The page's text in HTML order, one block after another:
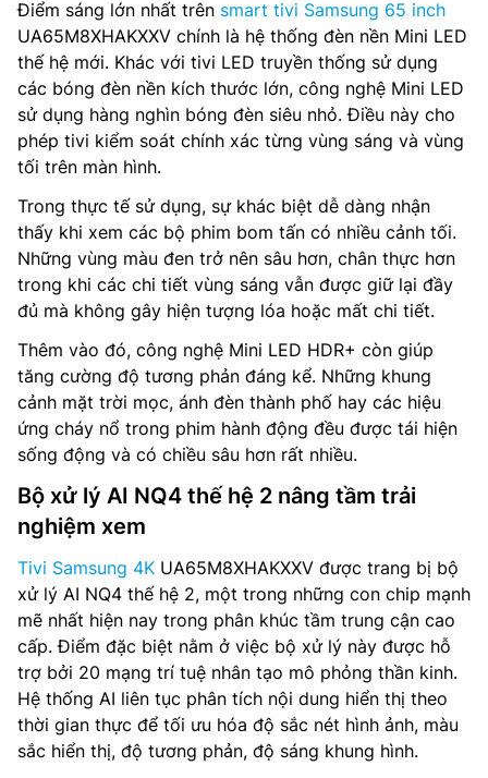
Điểm sáng lớn nhất trên smart tivi Samsung 65 inch
UA65M8XHAKXXV chính là hệ thống đèn nền Mini LED
thế hệ mới. Khác với tivi LED truyền thống sử dụng
các bóng đèn nền kích thước lớn, công nghệ Mini LED
sử dụng hàng nghìn bóng đèn siêu nhỏ. Điều này cho
phép tivi kiểm soát chính xác từng vùng sáng và vùng
tối trên màn hình.
Trong thực tế sử dụng, sự khác biệt dễ dàng nhận
thấy khi xem các bộ phim bom tấn có nhiều cảnh tối.
Những vùng màu đen trở nên sâu hơn, chân thực hơn
trong khi các chi tiết vùng sáng vẫn được giữ lại đầy
đủ mà không gây hiện tượng lóa hoặc mất chi tiết.
Thêm vào đó, công nghệ Mini LED HDR+ còn giúp
tăng cường độ tương phản đáng kể. Những khung
cảnh mặt trời mọc, ánh đèn thành phố hay các hiệu
ứng cháy nổ trong phim hành động đều được tái hiện
sống động và có chiều sâu hơn rất nhiều.
Bộ xử lý AI NQ4 thế hệ 2 nâng tầm trải
nghiệm xem
Tivi Samsung 4K UA65M8XHAKXXV được trang bị bộ
xử lý AI NQ4 thế hệ 2, một trong những con chip mạnh
mẽ nhất hiện nay trong phân khúc tầm trung cận cao
cấp. Điểm đặc biệt nằm ở việc bộ xử lý này được hỗ
trợ bởi 20 mạng trí tuệ nhân tạo mô phỏng thần kinh.
Hệ thống AI liên tục phân tích nội dung hiển thị theo
thời gian thực để tối ưu hóa độ sắc nét hình ảnh, màu
sắc hiển thị, độ tương phản, độ sáng khung hình.